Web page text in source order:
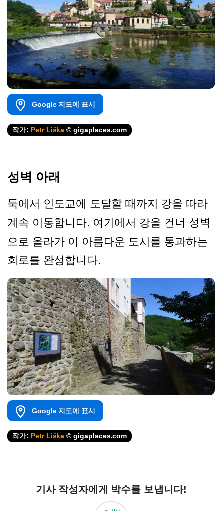
Google 지도에 표시
작가: Petr Liška © gigaplaces.com
성벽 아래
둑에서 인도교에 도달할 때까지 강을 따라
계속 이동합니다. 여기에서 강을 건너 성벽
으로 올라가 이 아름다운 도시를 통과하는
회로를 완성합니다.
Google 지도에 표시
작가: Petr Liška © gigaplaces.com
기사 작성자에게 박수를 보냅니다!